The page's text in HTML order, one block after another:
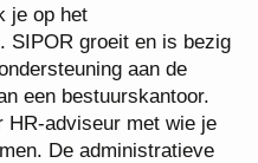
je op het
SIPOR groeit en is bezig
aan de
een bestuurskantoor.
HR-adviseur met wie je
De administratieve